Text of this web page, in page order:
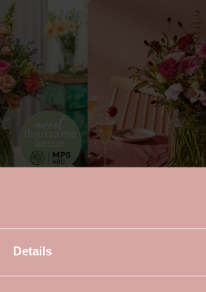
Details
vanaf €24,99